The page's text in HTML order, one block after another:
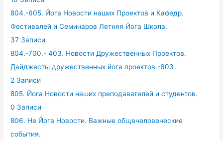
804.-605. Йога Новости наших Проектов и Кафедр.
Фестивалей и Семинаров Летняя Йога Школа.
37 Записи
804.-700.- 403. Новости Дружественных Проектов.
Дайджесты дружественных йога проектов.-603
2 Записи
805. Йога Новости наших преподавателей и студентов.
0 Записи
806. Не Йога Новости. Важные общечеловеческие
события.